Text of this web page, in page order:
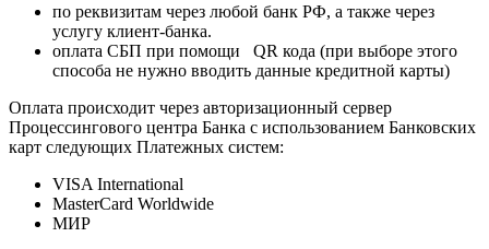
по реквизитам через любой банк РФ, а также через
услугу клиент-банка.
оплата СБП при помощи QR кода (при выборе этого
способа не нужно вводить данные кредитной карты)
Оплата происходит через авторизационный сервер
Процессингового центра Банка с использованием Банковских
карт следующих Платежных систем:
VISA International
MasterCard Worldwide
МИР